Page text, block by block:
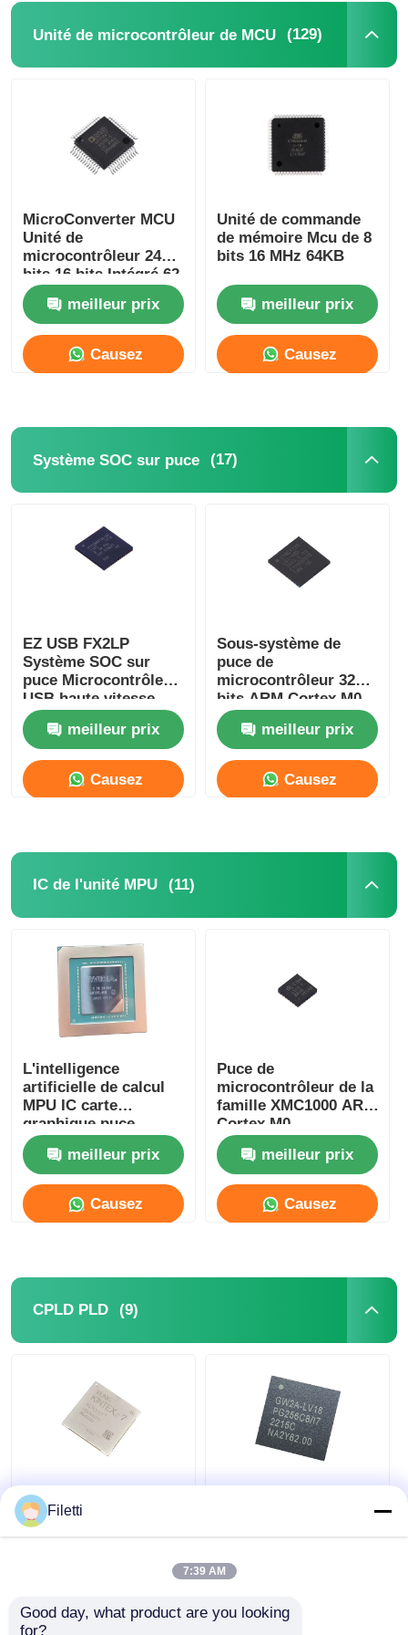
Circuits intégrés RF
Programmeur PLC
Module GPS
Module de radiofréquence
Module de puissance
Puce de gestion de l'alimentation
Unité de microcontrôleur de MCU (129)
MicroConverter MCU
Unité de
microcontrôleur 24
bits 16 bits Intégré 62
Ko ADuC847BSZ62-5
meilleur prix
Causez
Unité de commande
de mémoire Mcu de 8
bits 16 MHz 64KB
meilleur prix
Causez
Système SOC sur puce (17)
EZ USB FX2LP
Système SOC sur
puce Microcontrôleur
USB haute vitesse
CY7C68013A-56LTXC
meilleur prix
Causez
Sous-système de
puce de
microcontrôleur 32
bits ARM Cortex M0
CY8C4125LQI-483
meilleur prix
Causez
IC de l'unité MPU (11)
L'intelligence
artificielle de calcul
MPU IC carte
graphique puce
AD102-301-A1
meilleur prix
Causez
Puce de
microcontrôleur de la
famille XMC1000 ARM
Cortex M0
meilleur prix
Causez
CPLD PLD (9)
FCBGA-676 FPGA
CPLD PLD 12.5Gb/S
Dispositif Logique
LV18PG256C8/I7
Filetti
7:39 AM
Good day, what product are you looking
for?